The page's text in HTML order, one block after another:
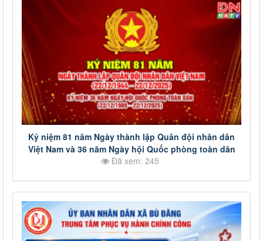
Kỷ niệm 81 năm Ngày thành lập Quân đội nhân dân
Việt Nam và 36 năm Ngày hội Quốc phòng toàn dân
Đã xem: 245